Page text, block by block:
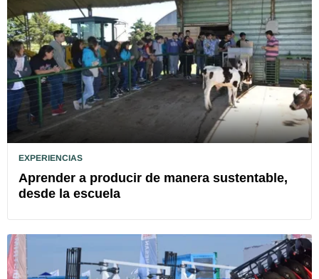
EXPERIENCIAS
Aprender a producir de manera sustentable,
desde la escuela